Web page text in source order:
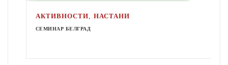
АКТИВНОСТИ,НАСТАНИ
СЕМИНАР БЕЛГРАД